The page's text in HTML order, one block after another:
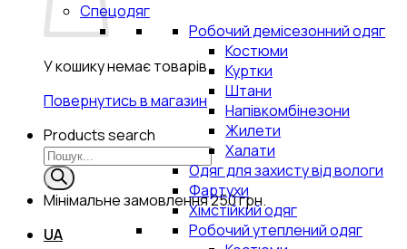
У кошику немає товарів.
Повернутись в магазин
Products search
Мінімальне замовлення250 грн.
UA
Спецодяг
Робочий демісезонний одяг
Костюми
Куртки
Штани
Напівкомбінезони
Жилети
Халати
Одяг для захисту від вологи
Фартухи
Хімстійкий одяг
Робочий утеплений одяг